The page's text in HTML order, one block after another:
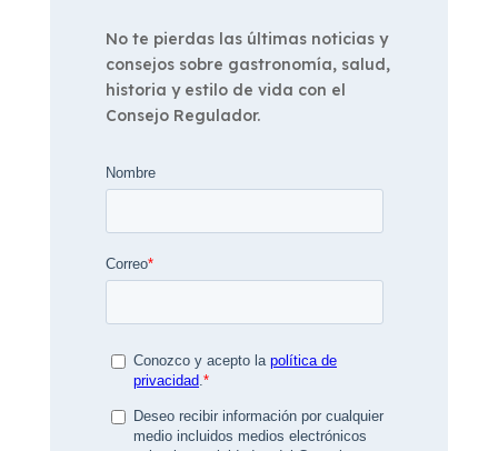
No te pierdas las últimas noticias y
consejos sobre gastronomía, salud,
historia y estilo de vida con el
Consejo Regulador.